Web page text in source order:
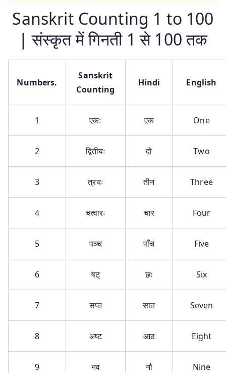
Sanskrit Counting 1 to 100
| संस्कृत में गिनती 1 से 100 तक
Numbers.
Sanskrit
Counting
Hindi English
1 एकः एक One
2 द्वितीयः दो Two
3 त्रयः तीन Three
4 चत्वारः चार Four
5 पञ्च पाँच Five
6 षट् छः Six
7 सप्त सात Seven
8 अष्ट आठ Eight
9 नव नौ Nine